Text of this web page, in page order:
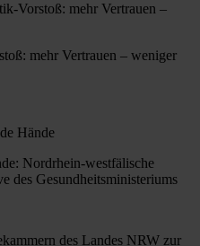
Vorstoß: mehr Vertrauen –
mehr Vertrauen – weniger
Hände
Nordrhein-westfälische
des Gesundheitsministeriums
des Landes NRW zur